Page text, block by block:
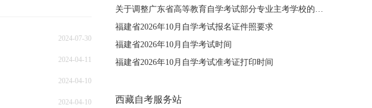
2024-07-30
2024-04-11
2024-04-10
2024-04-10
关于调整广东省高等教育自学考试部分专业主考学校的通知
福建省2026年10月自学考试报名证件照要求
福建省2026年10月自学考试时间
福建省2026年10月自学考试准考证打印时间
西藏自考服务站